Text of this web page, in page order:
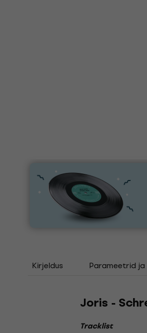
Kirjeldus Parameetrid
Joris -
Tracklist